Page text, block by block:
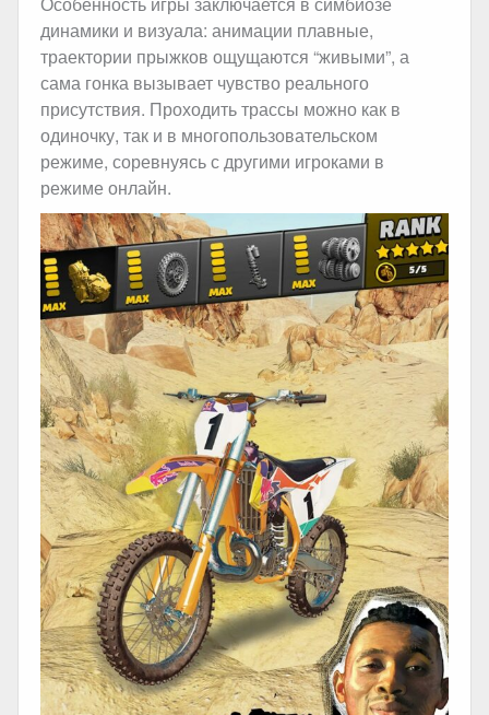
динамики и визуала: анимации плавные,
траектории прыжков ощущаются “живыми”, а
сама гонка вызывает чувство реального
присутствия. Проходить трассы можно как в
одиночку, так и в многопользовательском
режиме, соревнуясь с другими игроками в
режиме онлайн.